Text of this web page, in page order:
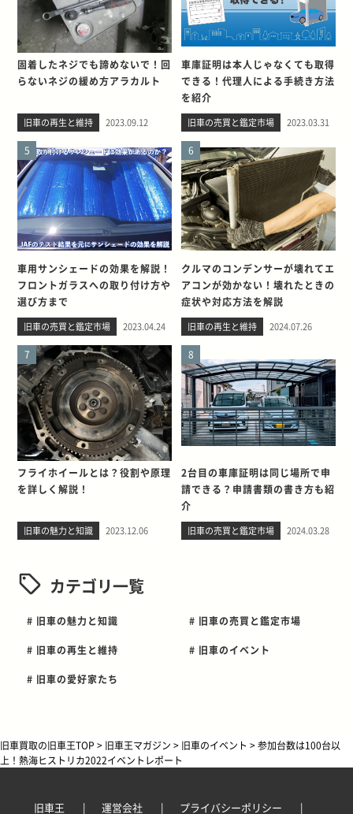
固着したネジでも諦めないで！回
らないネジの緩め方アラカルト
旧車の再生と維持 2023.09.12
車庫証明は本人じゃなくても取得
できる！代理人による手続き方法
を紹介
旧車の売買と鑑定市場 2023.03.31
5
車用サンシェードの効果を解説！
フロントガラスへの取り付け方や
選び方まで
旧車の売買と鑑定市場 2023.04.24
6
クルマのコンデンサーが壊れてエ
アコンが効かない！壊れたときの
症状や対応方法を解説
旧車の再生と維持 2024.07.26
7
フライホイールとは？役割や原理
を詳しく解説！
旧車の魅力と知識 2023.12.06
8
2台目の車庫証明は同じ場所で申
請できる？申請書類の書き方も紹
介
旧車の売買と鑑定市場 2024.03.28
カテゴリ一覧
# 旧車の魅力と知識 # 旧車の売買と鑑定市場
# 旧車の再生と維持 # 旧車のイベント
# 旧車の愛好家たち
旧車買取の旧車王TOP > 旧車王マガジン > 旧車のイベント >参加台数は100台以
上！熱海ヒストリカ2022イベントレポート
旧車王 運営会社 プライバシーポリシー